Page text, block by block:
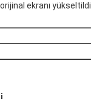
ekranı yükseltildi